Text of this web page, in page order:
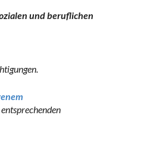
und beruflichen